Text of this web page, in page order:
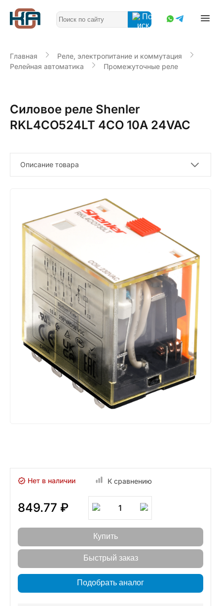
Главная
Реле, электропитание и коммутация
Релейная автоматика
Промежуточные реле
Силовое реле Shenler
RKL4CO524LT 4CO 10A 24VAC
Описание товара
Нет в наличии К сравнению
849.77 ₽ 1
Купить
Быстрый заказ
Подобрать аналог